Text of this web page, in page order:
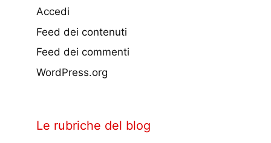
Accedi
Feed dei contenuti
Feed dei commenti
WordPress.org
Le rubriche del blog